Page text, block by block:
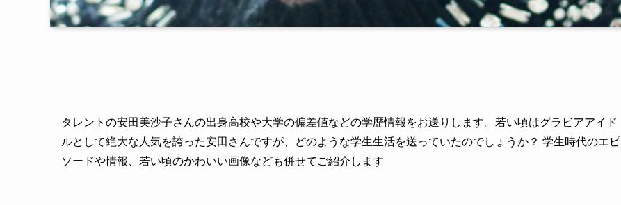
タレントの安田美沙子さんの出身高校や大学の偏差値などの学歴情報をお送りします。若い頃はグラビアアイド
ルとして絶大な人気を誇った安田さんですが、どのような学生生活を送っていたのでしょうか？ 学生時代のエピ
ソードや情報、若い頃のかわいい画像なども併せてご紹介します